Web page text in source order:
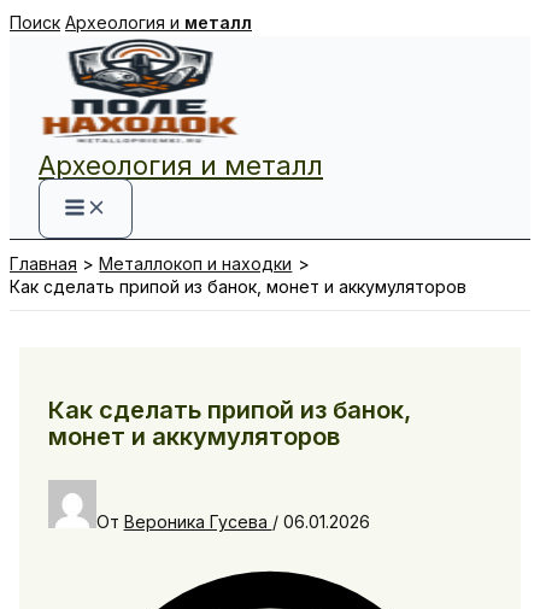
Перейти
содержимому
Поиск Археология и металл
Археология и металл
Главная
Металлокоп и находки
Как сделать припой из банок, монет и аккумуляторов
Как сделать припой из банок,
монет и аккумуляторов
От Вероника Гусева / 06.01.2026